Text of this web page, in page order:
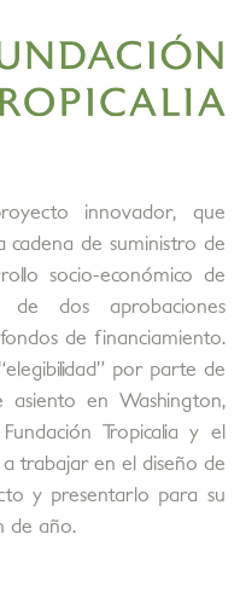
innovador, que
cadena de suministro de
socio-económico de
de dos aprobaciones
de financiamiento.
por parte de
asiento en Washington,
Tropicalia y el
trabajar en el diseño de
y presentarlo para su
de año.